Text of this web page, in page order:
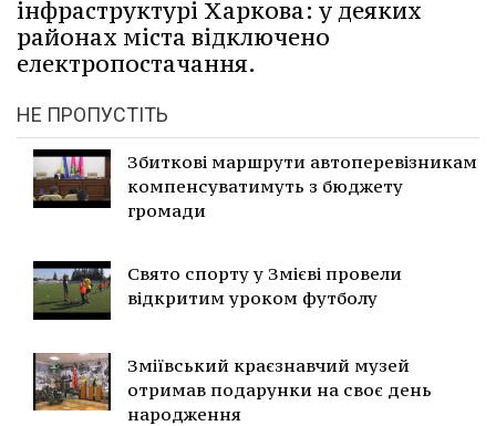
інфраструктурі Харкова: у деяких
районах міста відключено
електропостачання.
НЕ ПРОПУСТІТЬ
Збиткові маршрути автоперевізникам
компенсуватимуть з бюджету
громади
Свято спорту у Змієві провели
відкритим уроком футболу
Зміївський краєзнавчий музей
отримав подарунки на своє день
народження